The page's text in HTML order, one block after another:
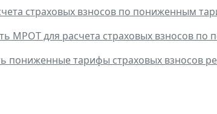
страховых взносов по пониженным
МРОТ для расчета страховых взносов
пониженные тарифы страховых взносов